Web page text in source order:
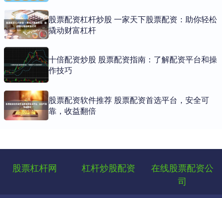
股票配资杠杆炒股 一家天下股票配资：助你轻松
撬动财富杠杆
十倍配资炒股 股票配资指南：了解配资平台和操
作技巧
股票配资软件推荐 股票配资首选平台，安全可
靠，收益翻倍
股票杠杆网 杠杆炒股配资
在线股票配资公
司